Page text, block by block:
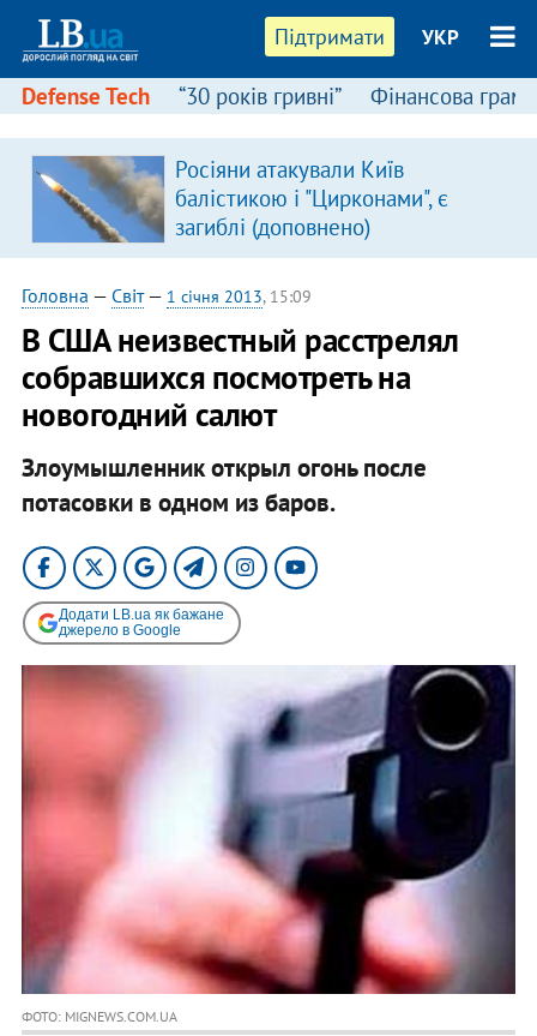
Підтримати УКР
Defense Tech “30 років гривні” Фінансова
Росіяни атакували Київ
балістикою і "Цирконами", є
загиблі (доповнено)
Головна — Світ— 1 січня 2013, 15:09
В США неизвестный расстрелял
собравшихся посмотреть на
новогодний салют
Злоумышленник открыл огонь после
потасовки в одном из баров.
Додати LB.ua як бажане
джерело в Google
ФОТО: MIGNEWS.COM.UA